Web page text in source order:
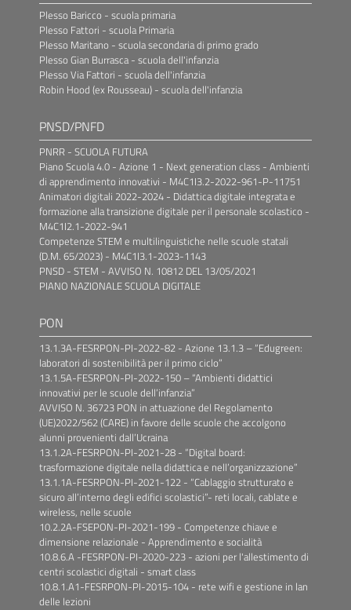
Plesso Baricco - scuola primaria
Plesso Fattori - scuola Primaria
Plesso Maritano - scuola secondaria di primo grado
Plesso Gian Burrasca - scuola dell'infanzia
Plesso Via Fattori - scuola dell'infanzia
Robin Hood (ex Rousseau) - scuola dell'infanzia
PNSD/PNFD
PNRR - SCUOLA FUTURA
Piano Scuola 4.0 - Azione 1 - Next generation class - Ambienti
di apprendimento innovativi - M4C1I3.2-2022-961-P-11751
Animatori digitali 2022-2024 - Didattica digitale integrata e
formazione alla transizione digitale per il personale scolastico -
M4C1I2.1-2022-941
Competenze STEM e multilinguistiche nelle scuole statali
(D.M. 65/2023) - M4C1I3.1-2023-1143
PNSD - STEM - AVVISO N. 10812 DEL 13/05/2021
PIANO NAZIONALE SCUOLA DIGITALE
PON
13.1.3A-FESRPON-PI-2022-82 - Azione 13.1.3 – “Edugreen:
laboratori di sostenibilità per il primo ciclo”
13.1.5A-FESRPON-PI-2022-150 – “Ambienti didattici
innovativi per le scuole dell’infanzia”
AVVISO N. 36723 PON in attuazione del Regolamento
(UE)2022/562 (CARE) in favore delle scuole che accolgono
alunni provenienti dall’Ucraina
13.1.2A-FESRPON-PI-2021-28 - “Digital board:
trasformazione digitale nella didattica e nell’organizzazione”
13.1.1A-FESRPON-PI-2021-122 - “Cablaggio strutturato e
sicuro all’interno degli edifici scolastici”- reti locali, cablate e
wireless, nelle scuole
10.2.2A-FSEPON-PI-2021-199 - Competenze chiave e
dimensione relazionale - Apprendimento e socialità
10.8.6.A -FESRPON-PI-2020-223 - azioni per l'allestimento di
centri scolastici digitali - smart class
10.8.1.A1-FESRPON-PI-2015-104 - rete wifi e gestione in lan
delle lezioni